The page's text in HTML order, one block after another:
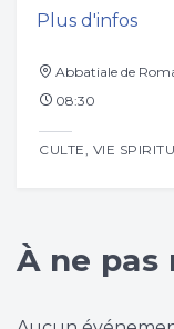
Plus d'infos
Abbatiale de
08:30
CULTE VIE
À ne pas